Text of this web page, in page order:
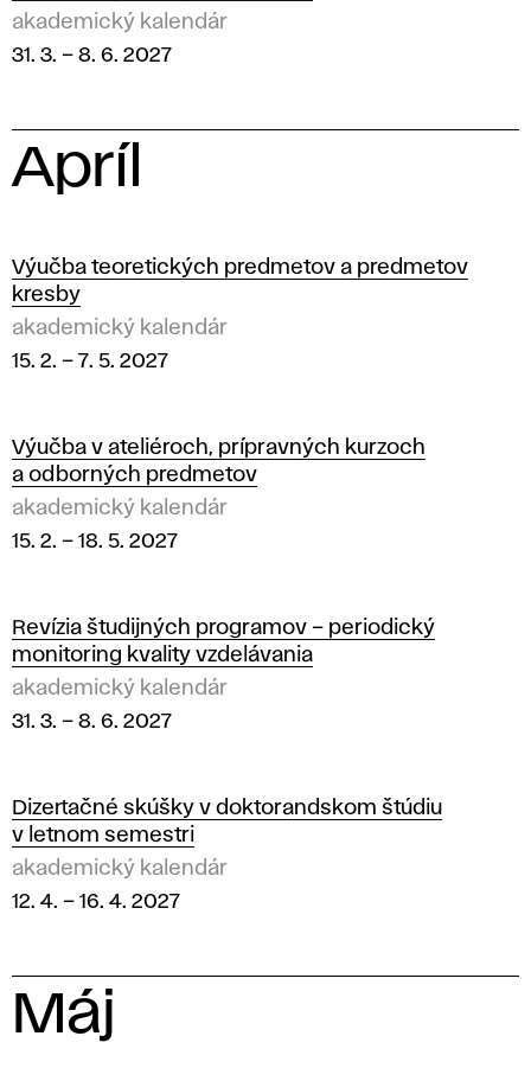
akademický kalendár
31. 3. – 8. 6. 2027
Apríl
0
2
7
Výučba teoretických predmetov a predmetov
kresby
akademický kalendár
15. 2. – 7. 5. 2027
Výučba v ateliéroch, prípravných kurzoch
a odborných predmetov
akademický kalendár
15. 2. – 18. 5. 2027
Revízia študijných programov – periodický
monitoring kvality vzdelávania
akademický kalendár
31. 3. – 8. 6. 2027
Dizertačné skúšky v doktorandskom štúdiu
v letnom semestri
akademický kalendár
12. 4. – 16. 4. 2027
Máj